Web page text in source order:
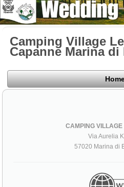
Camping Village Le
Capanne Marina
CAMPING
Via Aurelia
57020 Marina di